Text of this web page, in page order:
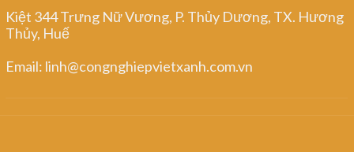
Kiệt 344 Trưng Nữ Vương, P. Thủy Dương, TX. Hương
Thủy, Huế
Email: linh@congnghiepvietxanh.com.vn